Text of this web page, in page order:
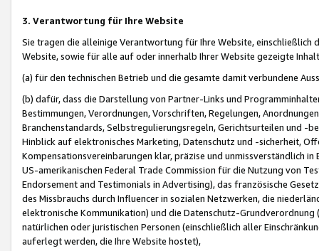
3. Verantwortung für Ihre Website
Sie tragen die alleinige Verantwortung für Ihre Website,
Website, sowie für alle auf oder innerhalb Ihrer Website gezeigte
(a) für den technischen Betrieb und die gesamte damit verbundene
(b) dafür, dass die Darstellung von Partner-Links und
Bestimmungen, Verordnungen, Vorschriften, Regelungen,
Branchenstandards, Selbstregulierungsregeln, Gerichtsurteilen und -
Hinblick auf elektronisches Marketing, Datenschutz und -sicherheit,
Kompensationsvereinbarungen klar, präzise und unmissverständlich
US-amerikanischen Federal Trade Commission für die Nutzung von
Endorsement and Testimonials in Advertising), das französische
des Missbrauchs durch Influencer in sozialen Netzwerken, die
elektronische Kommunikation) und die Datenschutz-
natürlichen oder juristischen Personen (einschließlich aller
auferlegt werden, die Ihre Website hostet),